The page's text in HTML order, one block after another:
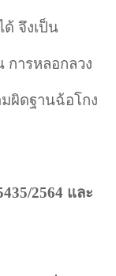
จึงเป็น
การหลอกลวง
ผิดฐานฉ้อโกง
2564 และ